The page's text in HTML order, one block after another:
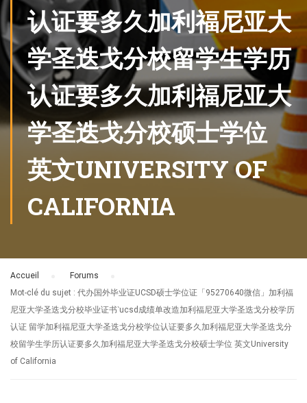
认证要多久加利福尼亚大
学圣迭戈分校留学生学历
认证要多久加利福尼亚大
学圣迭戈分校硕士学位
英文UNIVERSITY OF
CALIFORNIA
Accueil Forums
Mot-clé du sujet : 代办国外毕业证UCSD硕士学位证「95270640微信」加利福
尼亚大学圣迭戈分校毕业证书‵ucsd成绩单改造加利福尼亚大学圣迭戈分校学历
认证 留学加利福尼亚大学圣迭戈分校学位认证要多久加利福尼亚大学圣迭戈分
校留学生学历认证要多久加利福尼亚大学圣迭戈分校硕士学位 英文University
of California